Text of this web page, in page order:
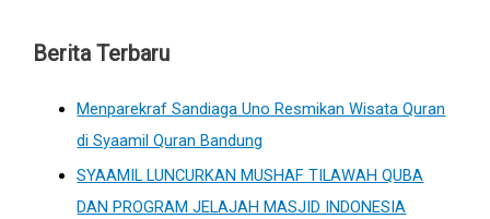
Berita Terbaru
Menparekraf Sandiaga Uno Resmikan Wisata Quran
di Syaamil Quran Bandung
SYAAMIL LUNCURKAN MUSHAF TILAWAH QUBA
DAN PROGRAM JELAJAH MASJID INDONESIA